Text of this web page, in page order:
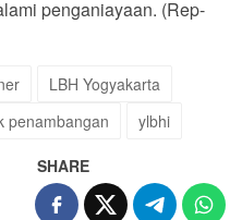
penganiayaan. (Rep-
LBH Yogyakarta
penambangan ylbhi
SHARE